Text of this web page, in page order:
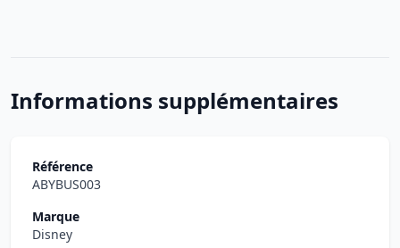
Informations supplémentaires
Référence
ABYBUS003
Marque
Disney